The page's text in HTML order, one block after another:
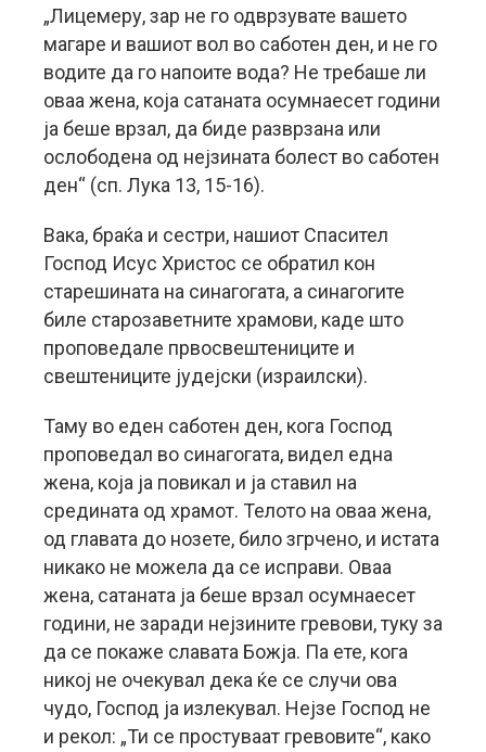
„Лицемеру, зар не го одврзувате вашето
магаре и вашиот вол во саботен ден, и не го
водите да го напоите вода? Не требаше ли
оваа жена, која сатаната осумнаесет години
ја беше врзал, да биде разврзана или
ослободена од нејзината болест во саботен
ден“ (сп. Лука 13, 15-16).
Вака, браќа и сестри, нашиот Спасител
Господ Исус Христос се обратил кон
старешината на синагогата, а синагогите
биле старозаветните храмови, каде што
проповедале првосвештениците и
свештениците јудејски (израилски).
Таму во еден саботен ден, кога Господ
проповедал во синагогата, видел една
жена, која ја повикал и ја ставил на
средината од храмот. Телото на оваа жена,
од главата до нозете, било згрчено, и истата
никако не можела да се исправи. Оваа
жена, сатаната ја беше врзал осумнаесет
години, не заради нејзините гревови, туку за
да се покаже славата Божја. Па ете, кога
никој не очекувал дека ќе се случи ова
чудо, Господ ја излекувал. Нејзе Господ не
и рекол: „Ти се простуваат гревовите“, како